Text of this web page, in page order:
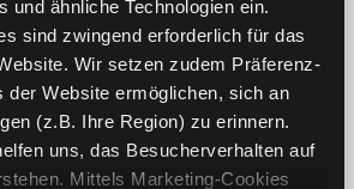
und ähnliche Technologien ein.
sind zwingend erforderlich für das
Wir setzen zudem Präferenz-
der Website ermöglichen, sich an
(z.B. Ihre Region) zu erinnern.
uns, das Besucherverhalten auf
Mittels Marketing-Cookies
Abonnieren